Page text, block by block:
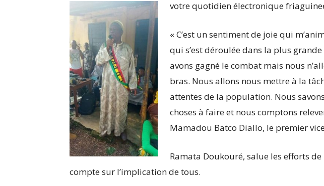
votre quotidien électronique
« C’est un sentiment de joie qui
qui s’est déroulée dans la plus
avons gagné le combat mais nous
bras. Nous allons nous mettre à la
attentes de la population. Nous
choses à faire et nous comptons
Mamadou Batco Diallo, le premier
Ramata Doukouré, salue les efforts
compte sur l’implication de tous.